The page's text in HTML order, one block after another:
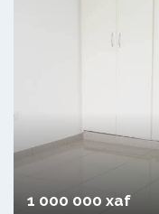
1 000 000 xaf